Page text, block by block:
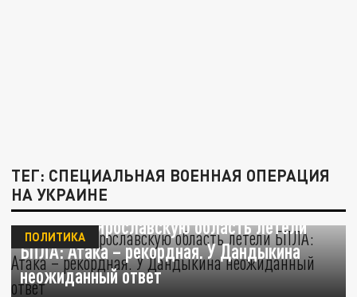
ТЕГ: СПЕЦИАЛЬНАЯ ВОЕННАЯ ОПЕРАЦИЯ
НА УКРАИНЕ
Откуда на Ярославскую область летели
БПЛА: Атака – рекордная. У Дандыкина
неожиданный ответ
ПОЛИТИКА